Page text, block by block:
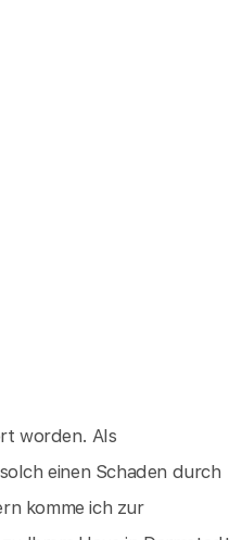
worden. Als
einen Schaden durch
komme ich zur